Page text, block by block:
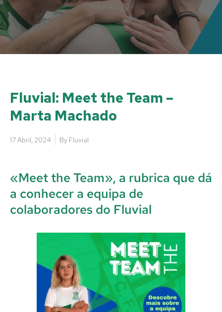
Fluvial: Meet the Team –
Marta Machado
17 Abril, 2024 By Fluvial
«Meet the Team», a rubrica que dá
a conhecer a equipa de
colaboradores do Fluvial